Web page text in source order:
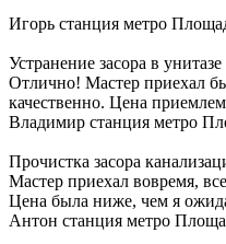
Игорь станция метро
Устранение засора в унитазе
Отлично! Мастер приехал
качественно. Цена
Владимир станция метро
Прочистка засора
Мастер приехал вовремя,
Цена была ниже, чем я
Антон станция метро